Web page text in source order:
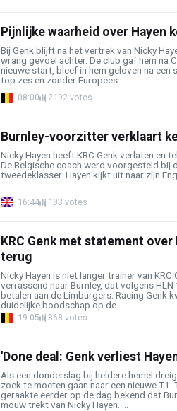
Pijnlijke waarheid over Hayen
Bij Genk blijft na het vertrek van Nicky
wrang gevoel achter. De club gaf hem na
nieuwe start, bleef in hem geloven na een
top zes en zonder Europees ...
08:00 2192 votes
Burnley-voorzitter verklaart
Nicky Hayen heeft KRC Genk verlaten en
De Belgische coach werd voorgesteld bij
tweedeklasser. Hayen kijkt uit naar zijn
16:44 183 votes
KRC Genk met statement
terug
Nicky Hayen is niet langer trainer van KRC
verrassend naar Burnley, dat volgens
betalen aan de Limburgers. Racing Genk
duidelijke boodschap op de ...
19:05 368 votes
'Done deal: Genk verliest
Als een donderslag bij heldere hemel
zoek te moeten gaan naar een nieuwe T1.
geraakte eerder op de dag bekend dat
mouw trekt van Nicky Hayen. ...